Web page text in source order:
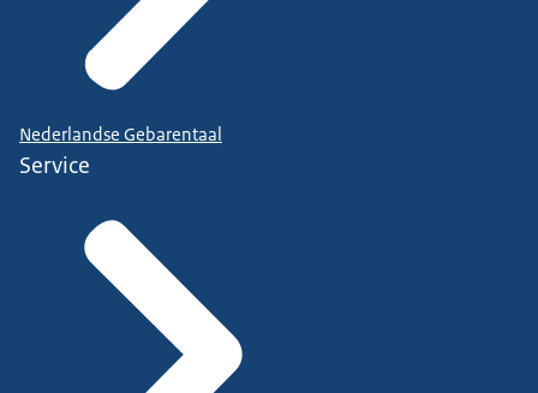
Nederlandse Gebarentaal
Service